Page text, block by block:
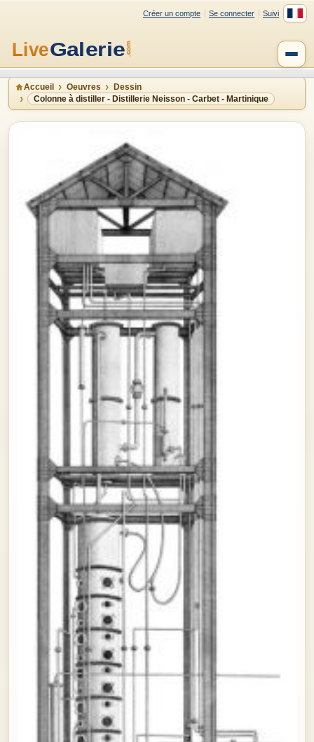
Créer un compte Se connecter Suivi
Accueil Oeuvres
Dessin
Colonne à distiller - Distillerie Neisson - Carbet - Martinique